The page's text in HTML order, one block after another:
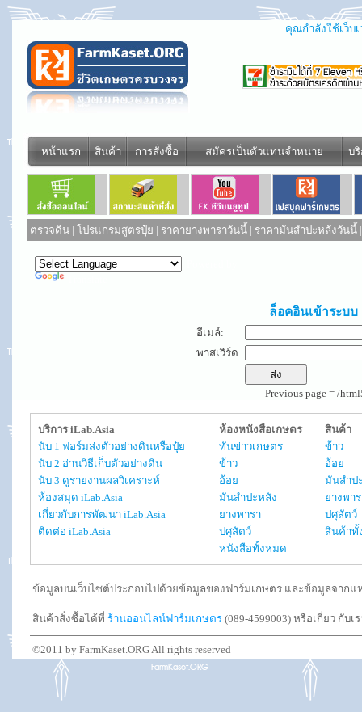
คุณกำลังใช้เว็บ
หน้าแรก สินค้า การสั่งซื้อ สมัครเป็นตัวแทนจำหน่าย บ
ตรวจดิน | โปรแกรมสูตรปุ๋ย | ราคายางพาราวันนี้ | ราคามันสำปะหลังวันนี้
ล็อคอินเข้าระบบ
อีเมล์:
พาสเวิร์ด:
Previous page = /
บริการ iLab.Asia
นับ 1 ฟอร์มส่งตัวอย่างดินหรือปุ๋ย
นับ 2 อ่านวิธีเก็บตัวอย่างดิน
นับ 3 ดูรายงานผลวิเคราะห์
ห้องสมุด iLab.Asia
เกี่ยวกับการพัฒนา iLab.Asia
ติดต่อ iLab.Asia
ห้องหนังสือเกษตร
ทันข่าวเกษตร
ข้าว
อ้อย
มันสำปะหลัง
ยางพารา
ปศุสัตว์
หนังสือทั้งหมด
สินค้า
ข้าว
อ้อย
มันสำป
ยางพา
ปศุสัตว์
สินค้าทั้
ข้อมูลบนเว็บไซต์ประกอบไปด้วยข้อมูลของฟาร์มเกษตร และข้อมูลจาก
สินค้าสั่งซื้อได้ที่ ร้านออนไลน์ฟาร์มเกษตร (089-4599003) หรือเกี่ยว กับเ
©2011 by FarmKaset.ORG All rights reserved